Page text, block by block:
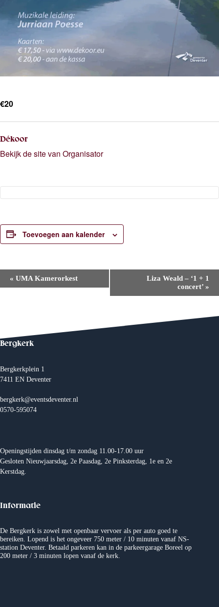
€20
Dékoor
Bekijk de site van Organisator
Toevoegen aan kalender
e
t
N
v
i
g
t
i
e
« UMA Kamerorkest
Liza Weald – ‘1 + 1
concert’ »
Bergkerk
Bergkerkplein 1
7411 EN Deventer
bergkerk@eventsdeventer.nl
0570-595074
Openingstijden dinsdag t/m zondag 11.00-17.00 uur
Gesloten Nieuwjaarsdag, 2e Paasdag, 2e Pinksterdag, 1e en 2e
Kerstdag.
Informatie
De Bergkerk is zowel met openbaar vervoer als per auto goed te
bereiken. Lopend is het ongeveer 750 meter / 10 minuten vanaf NS-
station Deventer. Betaald parkeren kan in de parkeergarage Boreel op
200 meter / 3 minuten lopen vanaf de kerk.